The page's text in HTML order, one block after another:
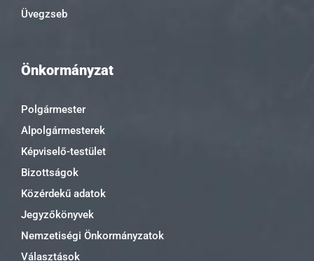
Üvegzseb
Önkormányzat
Polgármester
Alpolgármesterek
Képviselő-testület
Bizottságok
Közérdekű adatok
Jegyzőkönyvek
Nemzetiségi Önkormányzatok
Választások